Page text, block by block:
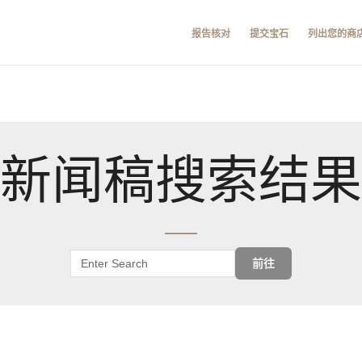
报告核对 提交宝石 列出您的商
新闻稿搜索结果
前往